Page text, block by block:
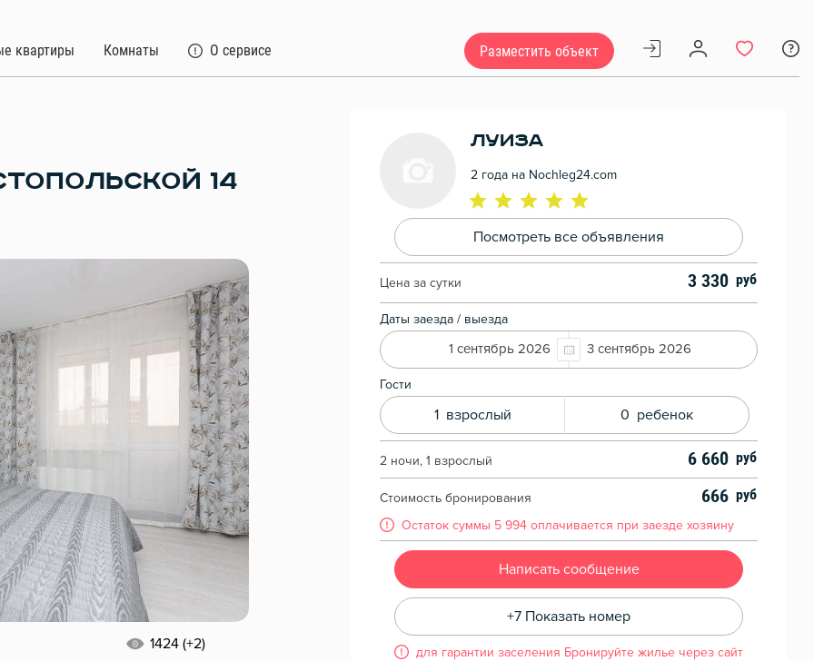
квартиры Комнаты О сервисе Разместить объект
14
1424 (+2)
Луиза
2 года на Nochleg24.com
Посмотреть все объявления
Цена за сутки 3 330
Даты заезда / выезда
1 сентябрь 2026 3 сентябрь 2026
Гости
1 взрослый 0 ребенок
2 ночи, 1 взрослый 6 660
Стоимость бронирования 666
Остаток суммы 5 994 оплачивается при заезде хозяину
Написать сообщение
+7 Показать номер
для гарантии заселения Бронируйте жилье через сайт